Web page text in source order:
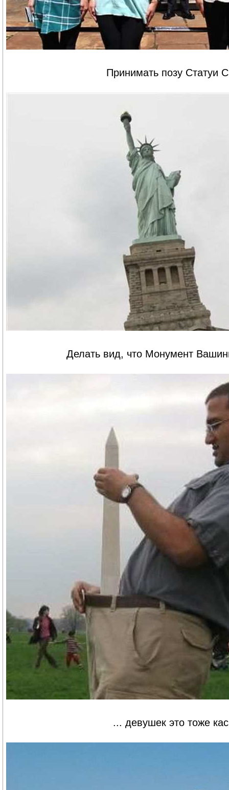
Принимать позу Статуи
Делать вид, что Монумент
... девушек это тоже